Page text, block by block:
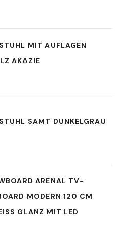
MIT AUFLAGEN
AKAZIE
SAMT DUNKELGRAU
ARENAL TV-
MODERN 120 CM
GLANZ MIT LED